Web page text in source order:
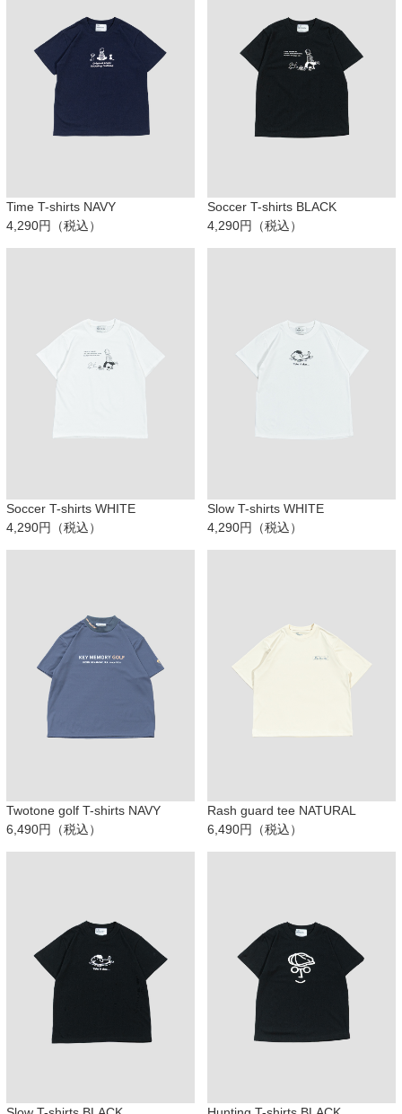
Time T-shirts NAVY
4,290円（税込）
Soccer T-shirts BLACK
4,290円（税込）
Soccer T-shirts WHITE
4,290円（税込）
Slow T-shirts WHITE
4,290円（税込）
Twotone golf T-shirts NAVY
6,490円（税込）
Rash guard tee NATURAL
6,490円（税込）